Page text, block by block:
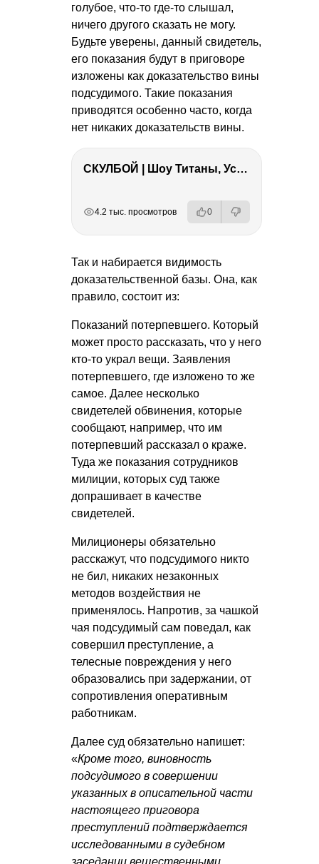
голубое, что-то где-то слышал,
ничего другого сказать не могу.
Будьте уверены, данный свидетель,
его показания будут в приговоре
изложены как доказательство вины
подсудимого. Такие показания
приводятся особенно часто, когда
нет никаких доказательств вины.
СКУЛБОЙ | Шоу Титаны, Усейн Болт, Ларрат, Зашквар!
4.2 тыс. просмотров 0
Так и набирается видимость
доказательственной базы. Она, как
правило, состоит из:
Показаний потерпевшего. Который
может просто рассказать, что у него
кто-то украл вещи. Заявления
потерпевшего, где изложено то же
самое. Далее несколько
свидетелей обвинения, которые
сообщают, например, что им
потерпевший рассказал о краже.
Туда же показания сотрудников
милиции, которых суд также
допрашивает в качестве
свидетелей.
Милиционеры обязательно
расскажут, что подсудимого никто
не бил, никаких незаконных
методов воздействия не
применялось. Напротив, за чашкой
чая подсудимый сам поведал, как
совершил преступление, а
телесные повреждения у него
образовались при задержании, от
сопротивления оперативным
работникам.
Далее суд обязательно напишет:
«Кроме того, виновность
подсудимого в совершении
указанных в описательной части
настоящего приговора
преступлений подтверждается
исследованными в судебном
заседании вещественными